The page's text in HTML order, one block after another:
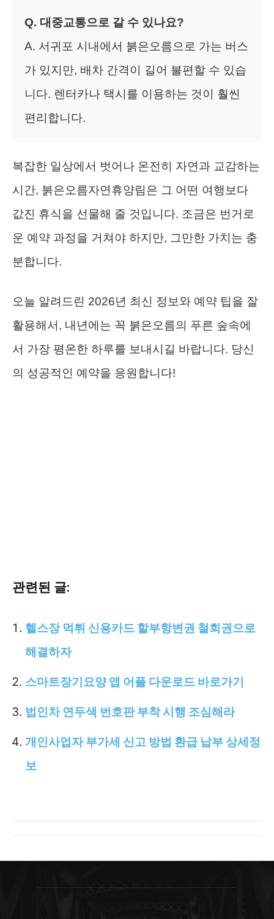
Q. 대중교통으로 갈 수 있나요?
A. 서귀포 시내에서 붉은오름으로 가는 버스
가 있지만, 배차 간격이 길어 불편할 수 있습
니다. 렌터카나 택시를 이용하는 것이 훨씬
편리합니다.
복잡한 일상에서 벗어나 온전히 자연과 교감하는
시간, 붉은오름자연휴양림은 그 어떤 여행보다
값진 휴식을 선물해 줄 것입니다. 조금은 번거로
운 예약 과정을 거쳐야 하지만, 그만한 가치는 충
분합니다.
오늘 알려드린 2026년 최신 정보와 예약 팁을 잘
활용해서, 내년에는 꼭 붉은오름의 푸른 숲속에
서 가장 평온한 하루를 보내시길 바랍니다. 당신
의 성공적인 예약을 응원합니다!
관련된 글:
헬스장 먹튀 신용카드 할부항변권 철회권으로
해결하자
스마트장기요양 앱 어플 다운로드 바로가기
법인차 연두색 번호판 부착 시행 조심해라
개인사업자 부가세 신고 방법 환급 납부 상세정
보